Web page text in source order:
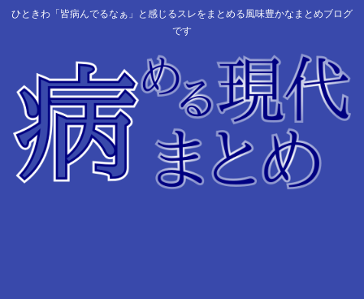
ひときわ「皆病んでるなぁ」と感じるスレをまとめる風味豊かなまとめブログ
です